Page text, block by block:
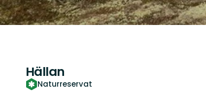
Hällan
Naturreservat